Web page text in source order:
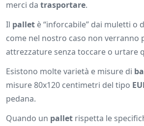
merci da trasportare.
Il pallet è “inforcabile” dai muletti
come nel nostro caso non verranno
attrezzature senza toccare o urtare
Esistono molte varietà e misure di
misure 80x120 centimetri del tipo
pedana.
Quando un pallet rispetta le